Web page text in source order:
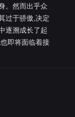
。然而出乎众
过于骄傲,决定
逐溯成长了起
即将面临着接